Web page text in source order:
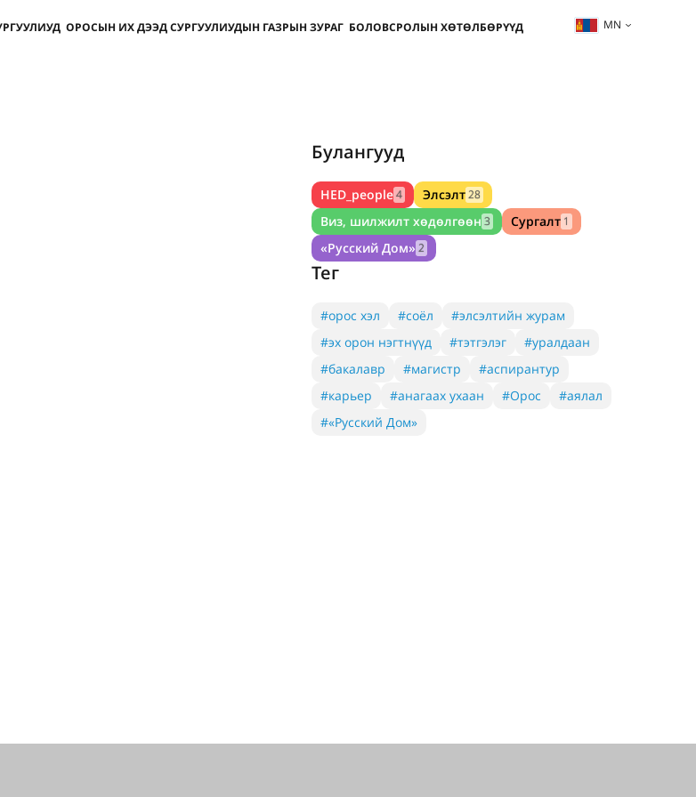
ОРОСЫН ИХ ДЭЭД СУРГУУЛИУДЫН ГАЗРЫН ЗУРАГ БОЛОВСРОЛЫН ХӨТӨЛБӨРҮҮД MN
Булангууд
HED_people4 Элсэлт28
Виз, шилжилт хөдөлгөөн 3 Сургалт 1
«Русский Дом» 2
Тег
#орос хэл #соёл
#элсэлтийн журам
#эх орон нэгтнүүд
#тэтгэлэг
#уралдаан
#бакалавр
#магистр
#аспирантур
#карьер
#анагаах ухаан #Орос
#аялал
#«Русский Дом»